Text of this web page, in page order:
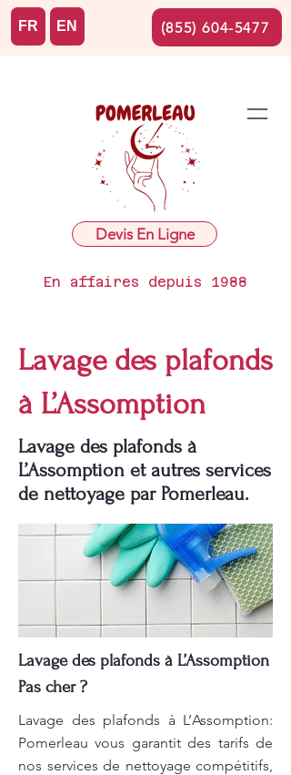
Devis En Ligne
En affaires depuis 1988
FR EN (855) 604-5477
Lavage des plafonds
à L’Assomption
Lavage des plafonds à
L’Assomption et autres services
de nettoyage par Pomerleau.
Lavage des plafonds à L’Assomption
Pas cher ?
Lavage des plafonds à L’Assomption:
Pomerleau vous garantit des tarifs de
nos services de nettoyage compétitifs,